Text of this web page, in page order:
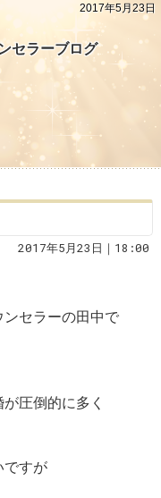
2017年5月23日
セラーブログ
2017年5月23日｜18:00
セラーの田中で
圧倒的に多く
ですが